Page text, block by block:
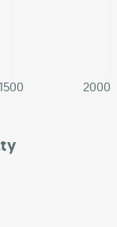
1500 2000